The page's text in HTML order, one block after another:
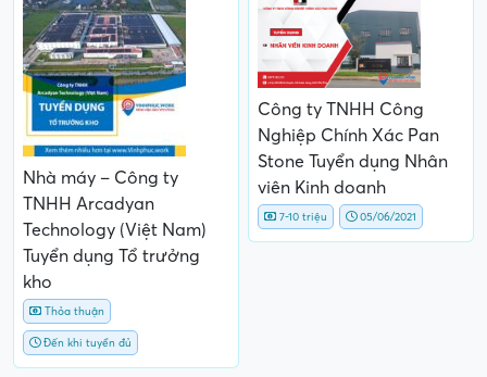
Nhà máy – Công ty
TNHH Arcadyan
Technology (Việt Nam)
Tuyển dụng Tổ trưởng
kho
Thỏa thuận
Đến khi tuyển đủ
Công ty TNHH Công
Nghiệp Chính Xác Pan
Stone Tuyển dụng Nhân
viên Kinh doanh
7-10 triệu 05/06/2021